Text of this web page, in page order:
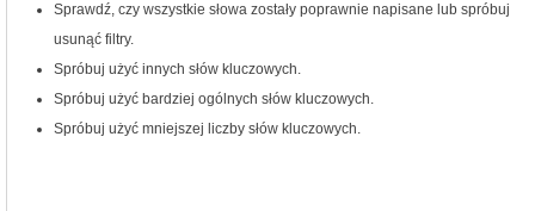
Sprawdź, czy wszystkie słowa zostały poprawnie napisane lub spróbuj
usunąć filtry.
Spróbuj użyć innych słów kluczowych.
Spróbuj użyć bardziej ogólnych słów kluczowych.
Spróbuj użyć mniejszej liczby słów kluczowych.